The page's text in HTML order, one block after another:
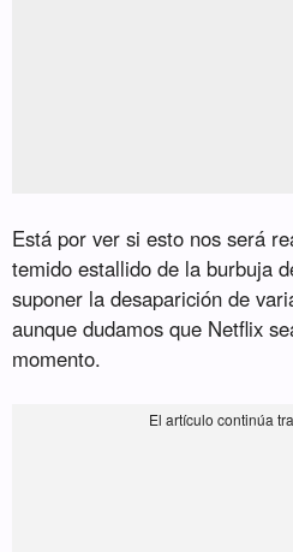
Está por ver si esto nos será
temido estallido de la burbuja
suponer la desaparición de
aunque dudamos que Netflix
momento.